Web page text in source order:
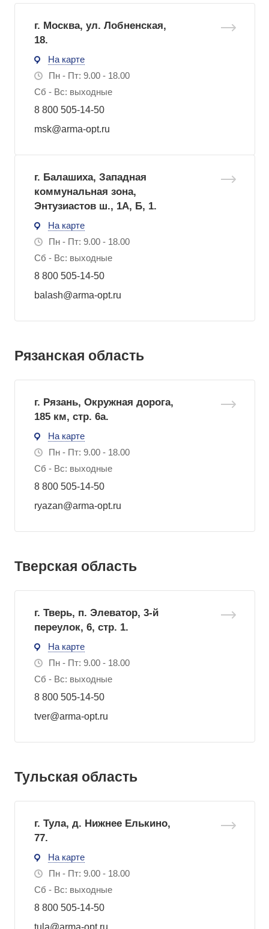
г. Москва, ул. Лобненская,
18.
На карте
Пн - Пт: 9.00 - 18.00
Сб - Вс: выходные
8 800 505-14-50
msk@arma-opt.ru
г. Балашиха, Западная
коммунальная зона,
Энтузиастов ш., 1А, Б, 1.
На карте
Пн - Пт: 9.00 - 18.00
Сб - Вс: выходные
8 800 505-14-50
balash@arma-opt.ru
Рязанская область
г. Рязань, Окружная дорога,
185 км, стр. 6а.
На карте
Пн - Пт: 9.00 - 18.00
Сб - Вс: выходные
8 800 505-14-50
ryazan@arma-opt.ru
Тверская область
г. Тверь, п. Элеватор, 3-й
переулок, 6, стр. 1.
На карте
Пн - Пт: 9.00 - 18.00
Сб - Вс: выходные
8 800 505-14-50
tver@arma-opt.ru
Тульская область
г. Тула, д. Нижнее Елькино,
77.
На карте
Пн - Пт: 9.00 - 18.00
Сб - Вс: выходные
8 800 505-14-50
tula@arma-opt.ru